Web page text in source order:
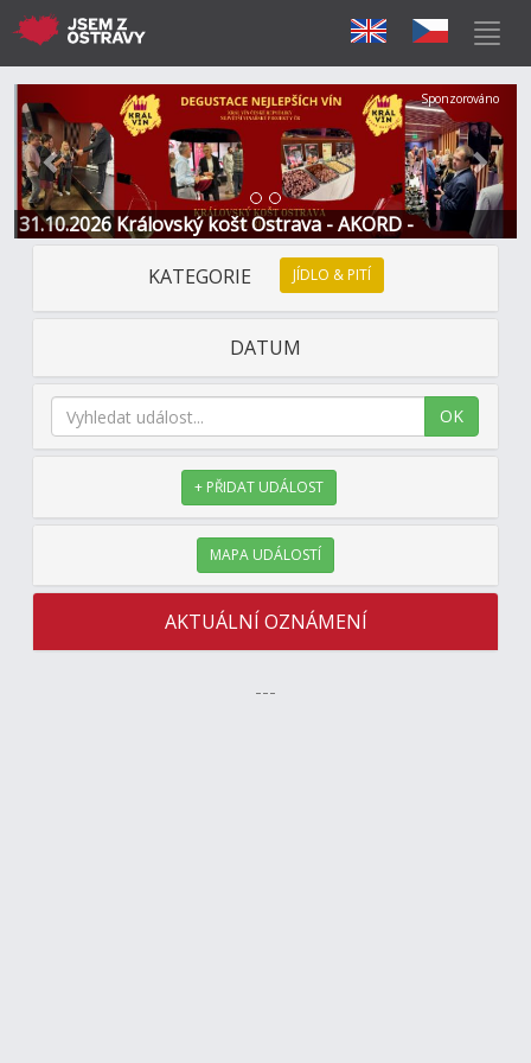
31.10.2026 Královský košt Ostrava - AKORD -
Restaurace a Hotel
Předchozí Další
Sponzorováno
KATEGORIE JÍDLO & PITÍ
DATUM
OK
+ PŘIDAT UDÁLOST
MAPA UDÁLOSTÍ
AKTUÁLNÍ OZNÁMENÍ
---